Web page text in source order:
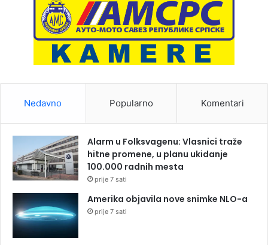
Nedavno Popularno Komentari
Alarm u Folksvagenu: Vlasnici traže
hitne promene, u planu ukidanje
100.000 radnih mesta
prije 7 sati
Amerika objavila nove snimke NLO-a
prije 7 sati